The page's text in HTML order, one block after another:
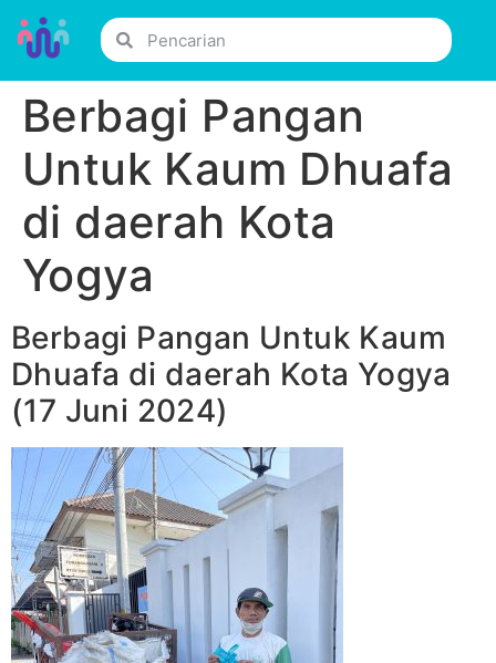
Berbagi Pangan
Untuk Kaum Dhuafa
di daerah Kota
Yogya
Berbagi Pangan Untuk Kaum
Dhuafa di daerah Kota Yogya
(17 Juni 2024)